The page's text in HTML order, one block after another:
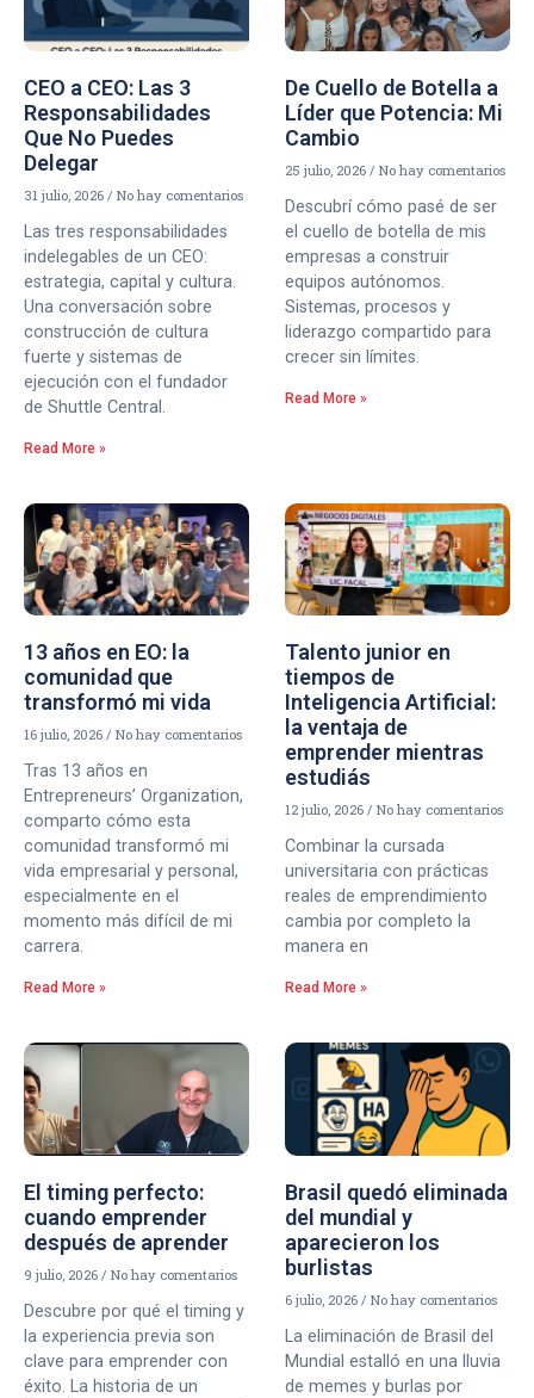
CEO a CEO: Las 3
Responsabilidades
Que No Puedes
Delegar
31 julio, 2026 No hay comentarios
Las tres responsabilidades
indelegables de un CEO:
estrategia, capital y cultura.
Una conversación sobre
construcción de cultura
fuerte y sistemas de
ejecución con el fundador
de Shuttle Central.
Read More »
De Cuello de Botella a
Líder que Potencia: Mi
Cambio
25 julio, 2026 No hay comentarios
Descubrí cómo pasé de ser
el cuello de botella de mis
empresas a construir
equipos autónomos.
Sistemas, procesos y
liderazgo compartido para
crecer sin límites.
Read More »
13 años en EO: la
comunidad que
transformó mi vida
16 julio, 2026 No hay comentarios
Tras 13 años en
Entrepreneurs’ Organization,
comparto cómo esta
comunidad transformó mi
vida empresarial y personal,
especialmente en el
momento más difícil de mi
carrera.
Read More »
Talento junior en
tiempos de
Inteligencia Artificial:
la ventaja de
emprender mientras
estudiás
12 julio, 2026 No hay comentarios
Combinar la cursada
universitaria con prácticas
reales de emprendimiento
cambia por completo la
manera en
Read More »
El timing perfecto:
cuando emprender
después de aprender
9 julio, 2026 No hay comentarios
Descubre por qué el timing y
la experiencia previa son
clave para emprender con
éxito. La historia de un
Brasil quedó eliminada
del mundial y
aparecieron los
burlistas
6 julio, 2026 No hay comentarios
La eliminación de Brasil del
Mundial estalló en una lluvia
de memes y burlas por